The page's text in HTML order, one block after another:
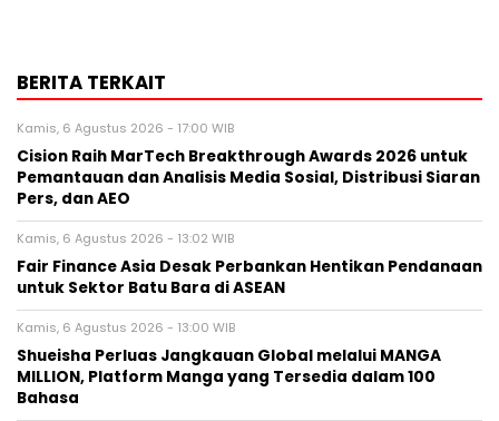
BERITA TERKAIT
Kamis, 6 Agustus 2026 - 17:00 WIB
Cision Raih MarTech Breakthrough Awards 2026 untuk
Pemantauan dan Analisis Media Sosial, Distribusi Siaran
Pers, dan AEO
Kamis, 6 Agustus 2026 - 13:02 WIB
Fair Finance Asia Desak Perbankan Hentikan Pendanaan
untuk Sektor Batu Bara di ASEAN
Kamis, 6 Agustus 2026 - 13:00 WIB
Shueisha Perluas Jangkauan Global melalui MANGA
MILLION, Platform Manga yang Tersedia dalam 100
Bahasa